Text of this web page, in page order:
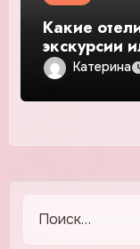
Какие
экскурсии
подробное
Катерина